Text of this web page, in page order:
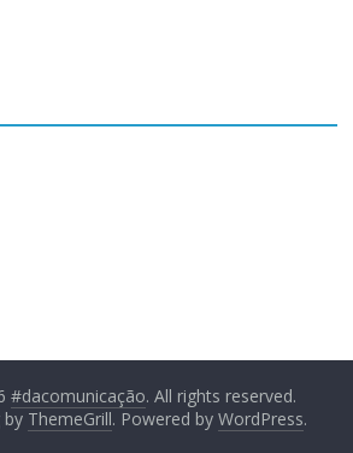
#dacomunicação. All rights reserved.
by ThemeGrill. Powered by WordPress.